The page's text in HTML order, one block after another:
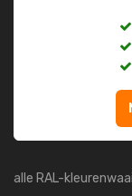
alle RAL-